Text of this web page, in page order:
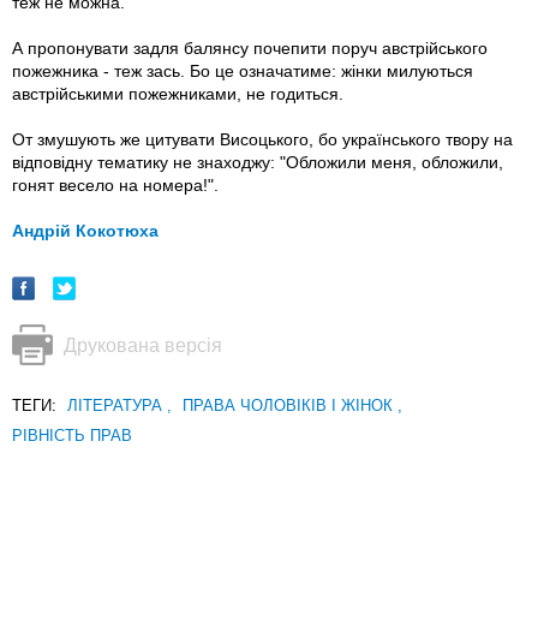
А пропонувати задля балянсу почепити поруч австрійського
пожежника - теж зась. Бо це означатиме: жінки милуються
австрійськими пожежниками, не годиться.
От змушують же цитувати Висоцького, бо українського твору на
відповідну тематику не знаходжу: "Обложили меня, обложили,
гонят весело на номера!".
Андрій Кокотюха
Друкована версія
ТЕГИ: ЛІТЕРАТУРА , ПРАВА ЧОЛОВІКІВ І ЖІНОК ,
РІВНІСТЬ ПРАВ